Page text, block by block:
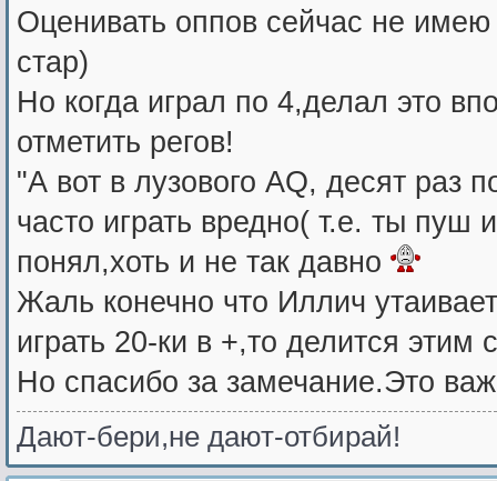
Оценивать оппов сейчас не
стар)
Но когда играл по 4,делал это
отметить регов!
"А вот в лузового AQ, десят раз
часто играть вредно( т.е. ты пуш
понял,хоть и не так давно
Жаль конечно что Иллич
играть 20-ки в +,то делится этим
Но спасибо за замечание.Это
Дают-бери,не дают-отбирай!